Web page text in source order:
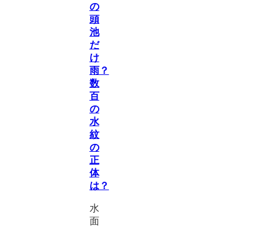
の
頭
池
だ
け
雨？
数
百
の
水
紋
の
正
体
は？
水
面